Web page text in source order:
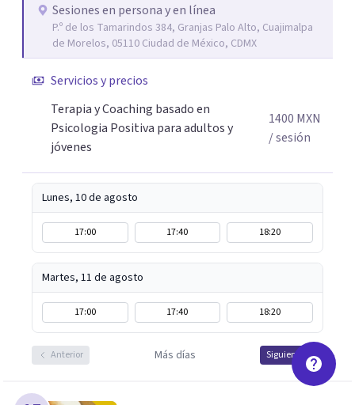
uno/a y acompañándolo/as a encontrar herramientas
que les permitan conectar con su vida de maneras
diferentes y avanzar hacia donde lo necesitan. Hago
manera presencial en la Ciudad de México.
Adicionalmente enseño herramientas de psicología
positiva y bienestar a grupos y equipos.
Sesiones en persona y en línea
P.º de los Tamarindos 384, Granjas Palo Alto, Cuajimalpa
de Morelos, 05110 Ciudad de México, CDMX
Servicios y precios
Terapia y Coaching basado en
Psicologia Positiva para adultos y
jóvenes
1400 MXN
/ sesión
Lunes, 10 de agosto
17:00 17:40 18:20
Martes, 11 de agosto
17:00 17:40 18:20
Anterior Más días Siguiente